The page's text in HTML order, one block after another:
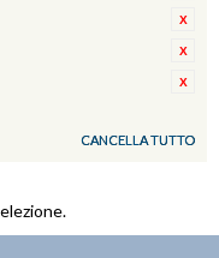
CANCELLA TUTTO